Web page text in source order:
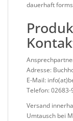
dauerhaft
Adresse:
E-Mail:
Telefon:
Versand
Umtausch bei